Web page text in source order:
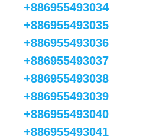
+886955493034
+886955493035
+886955493036
+886955493037
+886955493038
+886955493039
+886955493040
+886955493041